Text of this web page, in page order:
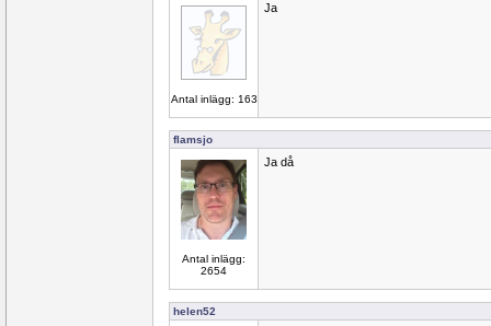
Antal inlägg: 163
Ja
flamsjo
Antal inlägg:
2654
Ja då
helen52